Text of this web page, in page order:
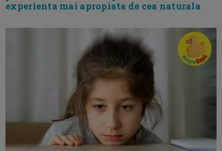
experienta mai apropiata de cea naturala